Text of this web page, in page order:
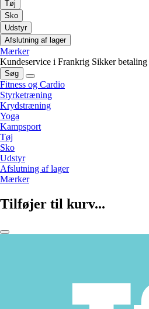
Tøj
Sko
Udstyr
Afslutning af lager
Mærker
Kundeservice i Frankrig Sikker betaling
Søg
Fitness og Cardio
Styrketræning
Krydstræning
Yoga
Kampsport
Tøj
Sko
Udstyr
Afslutning af lager
Mærker
Tilføjer til kurv...